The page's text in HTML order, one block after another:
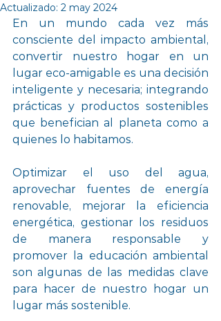
Actualizado: 2 may 2024
En un mundo cada vez más
consciente del impacto ambiental,
convertir nuestro hogar en un
lugar eco-amigable es una decisión
inteligente y necesaria; integrando
prácticas y productos sostenibles
que benefician al planeta como a
quienes lo habitamos.
Optimizar el uso del agua,
aprovechar fuentes de energía
renovable, mejorar la eficiencia
energética, gestionar los residuos
de manera responsable y
promover la educación ambiental
son algunas de las medidas clave
para hacer de nuestro hogar un
lugar más sostenible.